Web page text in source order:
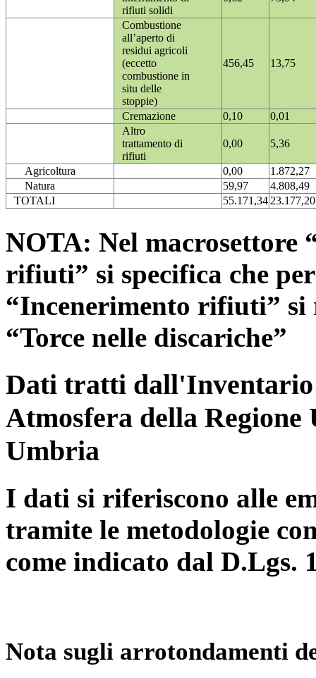
rifiuti solidi
Combustione
all’aperto di
residui agricoli
(eccetto
combustione in
situ delle
stoppie)
456,45 13,75
Cremazione 0,10
0,01
Altro
trattamento di
rifiuti
0,00 5,36
Agricoltura 0,00
1.872,27
Natura
59,97
4.808,49
TOTALI
55.171,3423.177,20
NOTA: Nel macrosettore
rifiuti” si specifica che
“Incenerimento rifiuti”
“Torce nelle discariche”
Dati tratti dall'Inventario
Atmosfera della
Umbria
I dati si riferiscono alle
tramite le metodologie
come indicato dal D.Lgs.
Nota sugli arrotondamenti